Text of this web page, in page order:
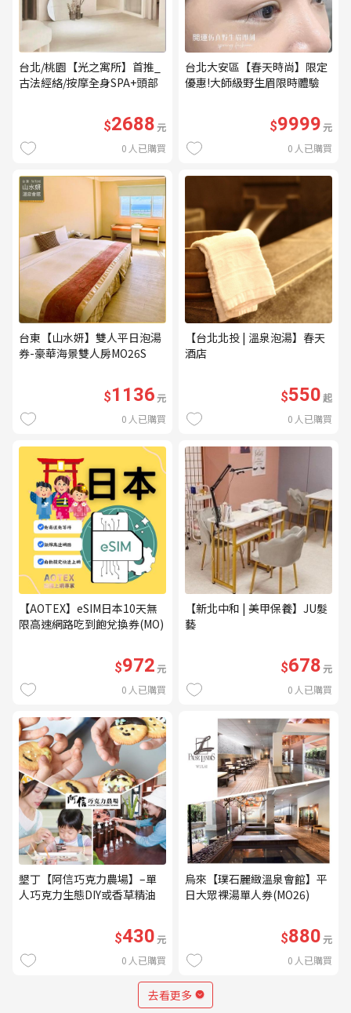
台北/桃園【光之寓所】首推_
古法經絡/按摩全身SPA+頭部
$2688元
0 人已購買
台北大安區【春天時尚】限定
優惠!大師級野生眉限時體驗
優惠券（無補色） (MO)
$9999元
0 人已購買
台東【山水妍】雙人平日泡湯
券-豪華海景雙人房MO26S
$1136元
0 人已購買
【台北北投 | 溫泉泡湯】春天
酒店
$550起
0 人已購買
【AOTEX】eSIM日本10天無
限高速網路吃到飽兌換券(MO)
$972元
0 人已購買
【新北中和 | 美甲保養】JU髮
藝
$678元
0 人已購買
墾丁【阿信巧克力農場】–單
人巧克力生態DIY或香草精油
$430元
0 人已購買
烏來【璞石麗緻溫泉會館】平
日大眾裸湯單人券(MO26)
$880元
0 人已購買
去看更多